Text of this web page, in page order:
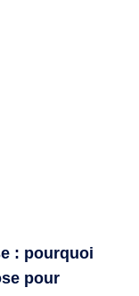
: pourquoi
pour